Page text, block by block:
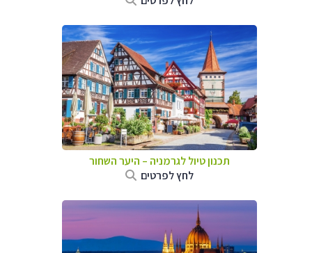
תכנון טיול לגרמניה – היער השחור
לחץ לפרטים